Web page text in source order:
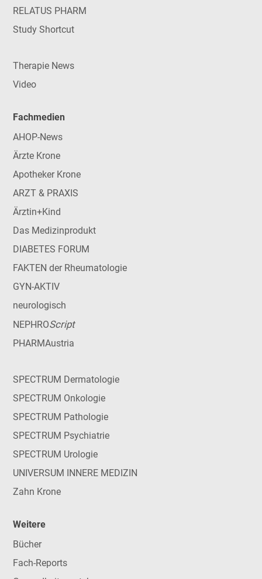
RELATUS PHARM
Study Shortcut
Therapie News
Video
Fachmedien
AHOP-News
Ärzte Krone
Apotheker Krone
ARZT & PRAXIS
Ärztin+Kind
Das Medizinprodukt
DIABETES FORUM
FAKTEN der Rheumatologie
GYN-AKTIV
neurologisch
NEPHROScript
PHARMAustria
SPECTRUM Dermatologie
SPECTRUM Onkologie
SPECTRUM Pathologie
SPECTRUM Psychiatrie
SPECTRUM Urologie
UNIVERSUM INNERE MEDIZIN
Zahn Krone
Weitere
Bücher
Fach-Reports